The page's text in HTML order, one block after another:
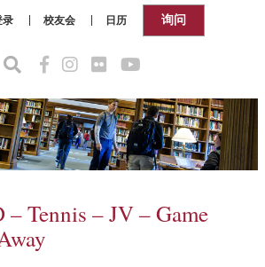
录 校友会 日历 询问
Tennis – JV – Game